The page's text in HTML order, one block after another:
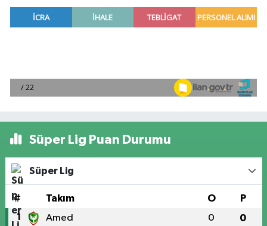
Süper Lig Puan Durumu
Süper Lig
# Takım O P
1 Amed 0 0